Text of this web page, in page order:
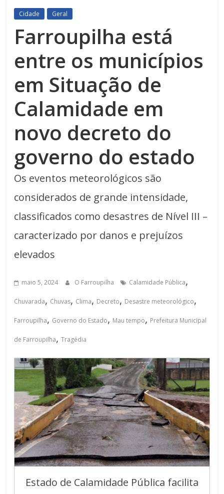
Cidade Geral
Farroupilha está
entre os municípios
em Situação de
Calamidade em
novo decreto do
governo do estado
Os eventos meteorológicos são
considerados de grande intensidade,
classificados como desastres de Nível III –
caracterizado por danos e prejuízos
elevados
maio 5, 2024 O Farroupilha Calamidade Pública,
Chuvarada, Chuvas, Clima, Decreto, Desastre meteorológico,
Farroupilha, Governo do Estado, Mau tempo, Prefeitura Municipal
de Farroupilha,Tragédia
Estado de Calamidade Pública facilita